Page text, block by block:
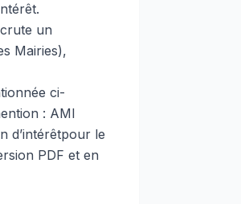
un
Mairies),
ci-
: AMI
d’intérêtpour le
PDF et en